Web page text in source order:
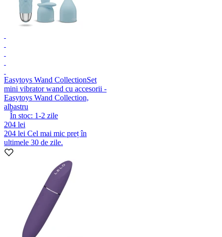
Easytoys Wand CollectionSet
mini vibrator wand cu accesorii -
Easytoys Wand Collection,
albastru
În stoc: 1-2 zile
204 lei
204 lei Cel mai mic preț în
ultimele 30 de zile.